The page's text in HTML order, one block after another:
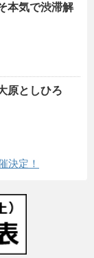
本気で渋滞解
原としひろ
決定！